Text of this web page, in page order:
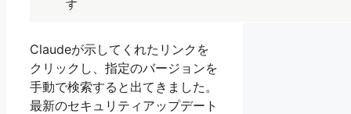
Claudeが示してくれたリンクを
クリックし、指定のバージョンを
手動で検索すると出てきました。
最新のセキュリティアップデート